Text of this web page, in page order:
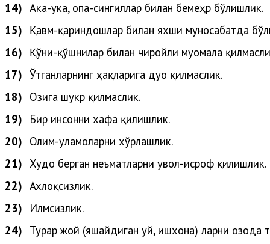
14) Ака-ука, опа-сингиллар билан бемеҳр бўлишлик.
15) Қавм-қариндошлар билан яхши муносабатда
16) Қўни-қўшнилар билан чиройли муомала
17) Ўтганларнинг ҳақларига дуо қилмаслик.
18) Озига шукр қилмаслик.
19)
Бир инсонни хафа қилишлик.
20) Олим-уламоларни хўрлашлик.
21) Худо берган неъматларни увол-исроф қилишлик.
22) Ахлоқсизлик.
23)
Илмсизлик.
24) Турар жой (яшайдиган уй, ишхона) ларни озода